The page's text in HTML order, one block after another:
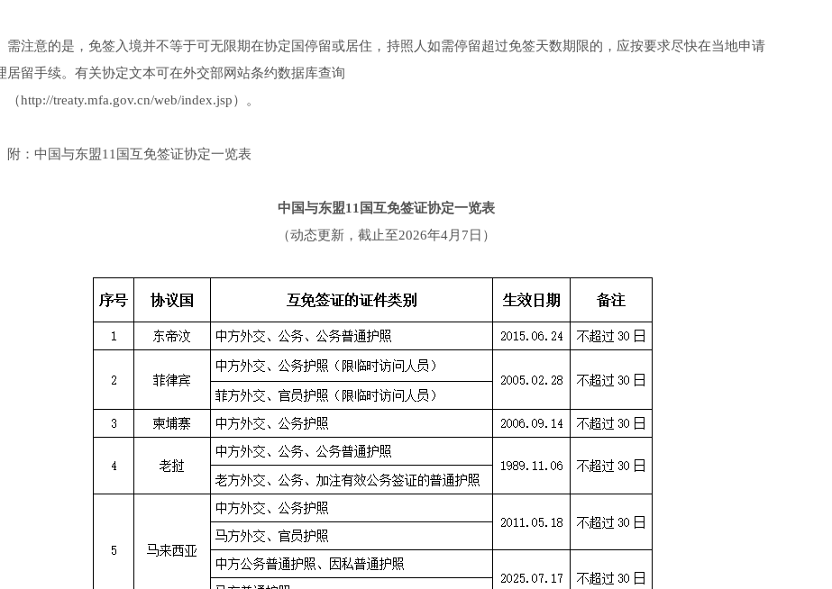
需注意的是，免签入境并不等于可无限期在协定国停留或居住，持照人如需停留超过免签天数期限的，应按要求尽快在当地申请
居留手续。有关协定文本可在外交部网站条约数据库查询
（http://treaty.mfa.gov.cn/web/index.jsp）。
附：中国与东盟11国互免签证协定一览表
中国与东盟11国互免签证协定一览表
（动态更新，截止至2026年4月7日）